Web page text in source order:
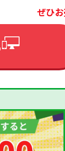
ぜひ